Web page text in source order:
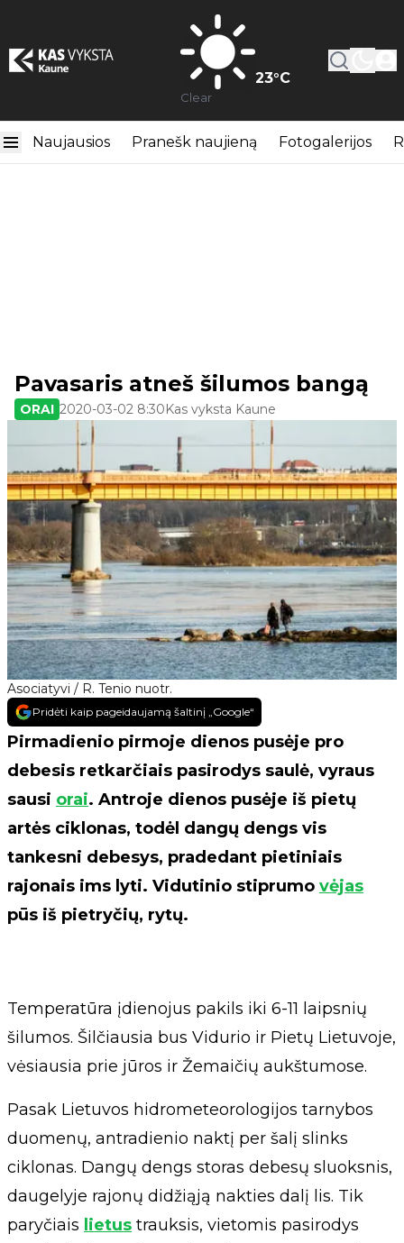
23°C
Clear
Naujausios Pranešk naujieną Fotogalerijos
Asociatyvi / R. Tenio nuotr.
Pavasaris atneš šilumos bangą
ORAI 2020-03-02 8:30Kas vyksta Kaune
Pridėti kaip pageidaujamą šaltinį „Google“
Pirmadienio pirmoje dienos pusėje pro
debesis retkarčiais pasirodys saulė, vyraus
sausi orai. Antroje dienos pusėje iš pietų
artės ciklonas, todėl dangų dengs vis
tankesni debesys, pradedant pietiniais
rajonais ims lyti. Vidutinio stiprumo vėjas
pūs iš pietryčių, rytų.
Temperatūra įdienojus pakils iki 6-11 laipsnių
šilumos. Šilčiausia bus Vidurio ir Pietų Lietuvoje,
vėsiausia prie jūros ir Žemaičių aukštumose.
Pasak Lietuvos hidrometeorologijos tarnybos
duomenų, antradienio naktį per šalį slinks
ciklonas. Dangų dengs storas debesų sluoksnis,
daugelyje rajonų didžiąją nakties dalį lis. Tik
paryčiais lietus trauksis, vietomis pasirodys